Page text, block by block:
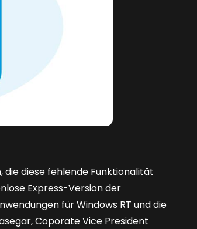
diese fehlende Funktionalität
Express-Version der
für Windows RT und die
Coporate Vice President